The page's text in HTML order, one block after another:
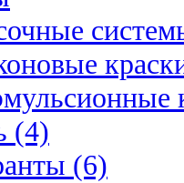
(4)
(6)